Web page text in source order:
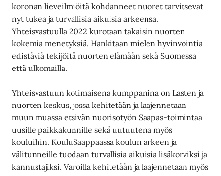
koronan lieveilmiöitä kohdanneet nuoret tarvitsevat
nyt tukea ja turvallisia aikuisia arkeensa.
Yhteisvastuulla 2022 kurotaan takaisin nuorten
kokemia menetyksiä. Hankitaan mielen hyvinvointia
edistäviä tekijöitä nuorten elämään sekä Suomessa
että ulkomailla.
Yhteisvastuun kotimaisena kumppanina on Lasten ja
nuorten keskus, jossa kehitetään ja laajennetaan
muun muassa etsivän nuorisotyön Saapas-toimintaa
uusille paikkakunnille sekä uutuutena myös
kouluihin. KouluSaappaassa koulun arkeen ja
välitunneille tuodaan turvallisia aikuisia lisäkorviksi ja
kannustajiksi. Varoilla kehitetään ja laajennetaan myös